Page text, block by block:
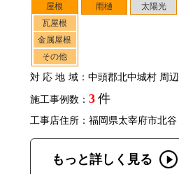
屋根
瓦屋根
金属屋根
その他
雨樋 太陽光
対応地域：中頭郡北中城村 周辺
施工事例数： 3 件
工事店住所：福岡県太宰府市北谷
もっと詳しく見る